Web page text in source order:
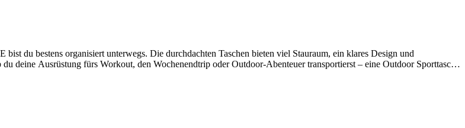
du bestens organisiert unterwegs. Die durchdachten Taschen bieten viel Stauraum, ein klares Design und
deine Ausrüstung fürs Workout, den Wochenendtrip oder Outdoor-Abenteuer transportierst – eine Outdoor Sporttasche